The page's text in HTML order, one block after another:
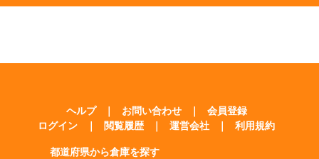
ヘルプ ｜ お問い合わせ ｜
会員登録
ログイン
｜ 閲覧履歴 ｜ 運営会社 ｜ 利用規約
都道府県から倉庫を探す